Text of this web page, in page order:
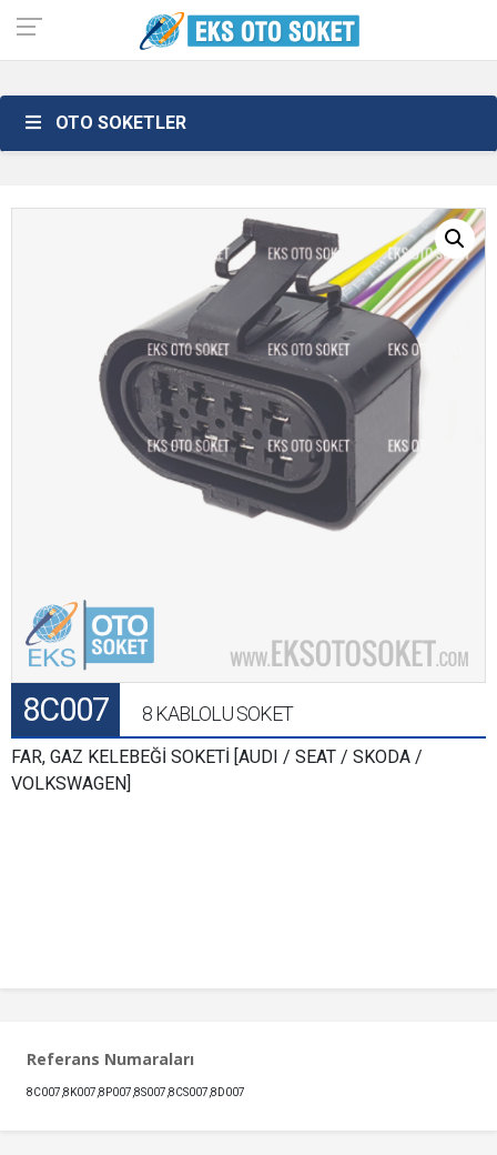
OTO SOKETLER
8C007 8 KABLOLU SOKET
FAR, GAZ KELEBEĞİ SOKETİ [AUDI / SEAT / SKODA /
VOLKSWAGEN]
Referans Numaraları
8C007,8K007,8P007,8S007,8CS007,8D007